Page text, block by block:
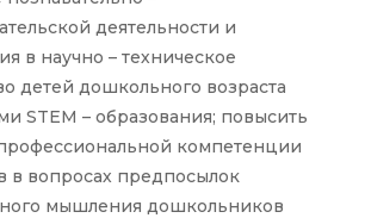
деятельности и
в научно – техническое
детей дошкольного возраста
STEM – образования; повысить
компетенции
в вопросах предпосылок
мышления дошкольников